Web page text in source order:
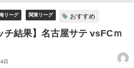
リーグ 関東リーグ おすすめ
チ結果】名古屋サテ vsFCｍ
日